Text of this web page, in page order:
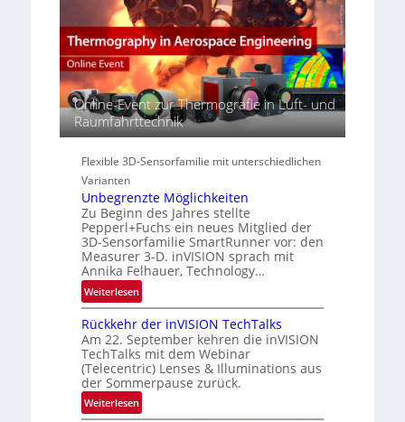
t
S
e
r
i
e
s
R
u
n
d
e
M
A
-
R
e
g
i
o
n
e
r
s
p
c
t
r
l
N
e
w
s
‘
Online-Event zur Thermografie in Luft- und
Raumfahrttechnik
Flexible 3D-Sensorfamilie mit unterschiedlichen
Varianten
Unbegrenzte Möglichkeiten
Zu Beginn des Jahres stellte
Pepperl+Fuchs ein neues Mitglied der
3D-Sensorfamilie SmartRunner vor: den
Measurer 3-D. inVISION sprach mit
Annika Felhauer, Technology…
Weiterlesen:
U
n
b
e
g
r
e
Rückkehr der inVISION TechTalks
Am 22. September kehren die inVISION
TechTalks mit dem Webinar
(Telecentric) Lenses & Illuminations aus
der Sommerpause zurück.
Weiterlesen:
R